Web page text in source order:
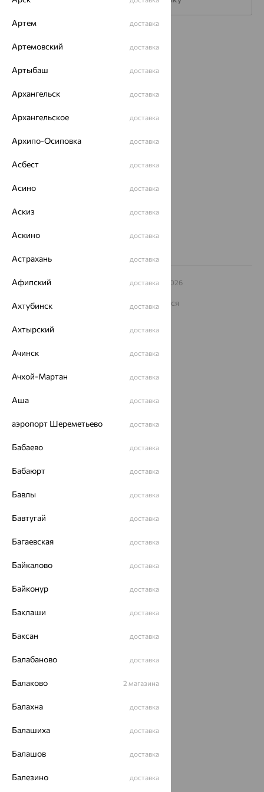
Магазины и доставка
ул. Зегеля, 27/2
Другие города
Заказать звонок
© ООО «Ювелирный дом «Кристалл»,2009 – 2026
На информационном ресурсе применяются
рекомендательные технологии
ОГРН 1044800168379
Разработка сайта —
Артем доставка
Артемовский доставка
Артыбаш доставка
Архангельск доставка
Архангельское доставка
Архипо-Осиповка доставка
Асбест доставка
Асино доставка
Аскиз доставка
Аскино доставка
Астрахань доставка
Афипский доставка
Ахтубинск доставка
Ахтырский доставка
Ачинск доставка
Ачхой-Мартан доставка
Аша доставка
аэропорт Шереметьево доставка
Бабаево доставка
Бабаюрт доставка
Бавлы доставка
Бавтугай доставка
Багаевская доставка
Байкалово доставка
Байконур доставка
Баклаши доставка
Баксан доставка
Балабаново доставка
Балаково 2 магазина
Балахна доставка
Балашиха доставка
Балашов доставка
Балезино доставка